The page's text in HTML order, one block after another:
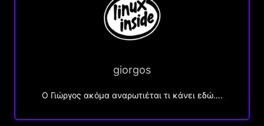
giorgos
Ο Γιώργος ακόμα αναρωτιέται τι κάνει εδώ….